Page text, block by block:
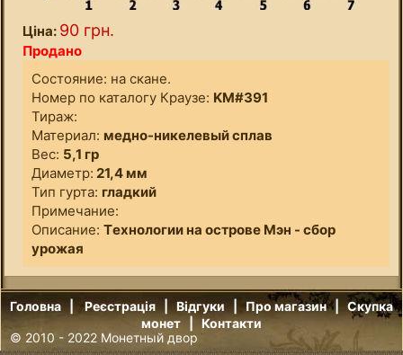
Ціна: 90 грн.
Продано
Состояние: на скане.
Номер по каталогу Краузе: KM#391
Тираж:
Материал: медно-никелевый сплав
Вес: 5,1 гр
Диаметр: 21,4 мм
Тип гурта: гладкий
Примечание:
Описание: Технологии на острове Мэн - сбор
урожая
Головна|Реєстрація Відгуки |Про магазин|Скупка
монет
Контакти
© 2010 - 2022 Монетный двор